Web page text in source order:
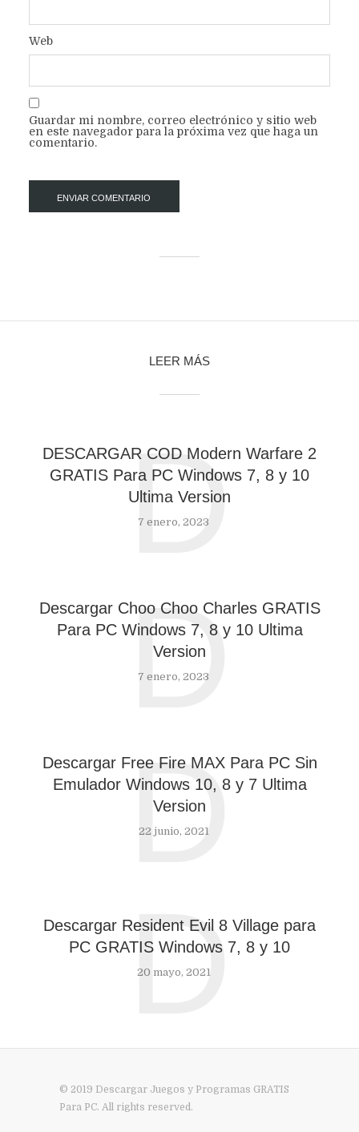
Web
Guardar mi nombre, correo electrónico y sitio web
en este navegador para la próxima vez que haga un
comentario.
LEER MÁS
DESCARGAR COD Modern Warfare 2
GRATIS Para PC Windows 7, 8 y 10
Ultima Version
7 enero, 2023
D
Descargar Choo Choo Charles GRATIS
Para PC Windows 7, 8 y 10 Ultima
Version
7 enero, 2023
D
Descargar Free Fire MAX Para PC Sin
Emulador Windows 10, 8 y 7 Ultima
Version
22 junio, 2021
D
Descargar Resident Evil 8 Village para
PC GRATIS Windows 7, 8 y 10
20 mayo, 2021
D
© 2019 Descargar Juegos y Programas GRATIS
Para PC. All rights reserved.